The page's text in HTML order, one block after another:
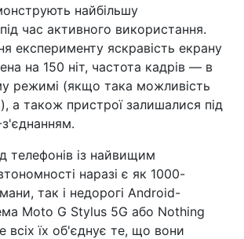
найбільшу
час активного використання.
експерименту яскравість екрану
на 150 ніт, частота кадрів — в
режимі (якщо така можливість
а також пристрої залишалися під
телефонів із найвищим
наразі є як 1000-
так і недорогі Android-
Moto G Stylus 5G або Nothing
всіх їх об'єднує те, що вони